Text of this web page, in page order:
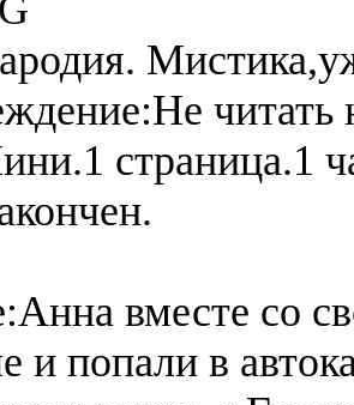
читать
страница.1
вместе со
и попали в